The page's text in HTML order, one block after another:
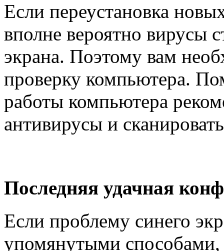
Если переустановка
вполне вероятно вирусы
экрана. Поэтому вам
проверку компьютера.
работы компьютера
антивирусы и
Последняя удачная
Если проблему синего
упомянутыми